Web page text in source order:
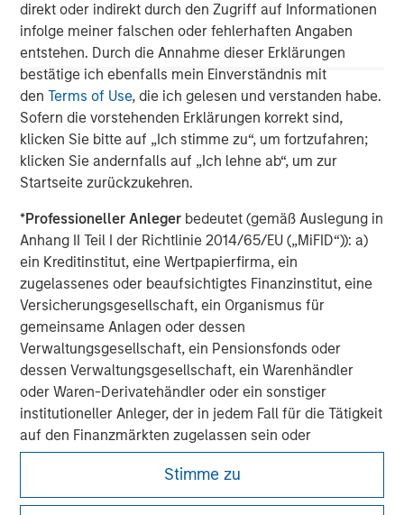
direkt oder indirekt durch den Zugriff auf Informationen
infolge meiner falschen oder fehlerhaften Angaben
entstehen. Durch die Annahme dieser Erklärungen
bestätige ich ebenfalls mein Einverständnis mit
denTerms of Use, die ich gelesen und verstanden habe.
Sofern die vorstehenden Erklärungen korrekt sind,
klicken Sie bitte auf „Ich stimme zu“, um fortzufahren;
klicken Sie andernfalls auf „Ich lehne ab“, um zur
Startseite zurückzukehren.
*Professioneller Anleger bedeutet (gemäß Auslegung in
Anhang II Teil I der Richtlinie 2014/65/EU („MiFID“)): a)
ein Kreditinstitut, eine Wertpapierfirma, ein
zugelassenes oder beaufsichtigtes Finanzinstitut, eine
Versicherungsgesellschaft, ein Organismus für
gemeinsame Anlagen oder dessen
Verwaltungsgesellschaft, ein Pensionsfonds oder
dessen Verwaltungsgesellschaft, ein Warenhändler
oder Waren-Derivatehändler oder ein sonstiger
institutioneller Anleger, der in jedem Fall für die Tätigkeit
auf den Finanzmärkten zugelassen sein oder
beaufsichtigt werden muss; b) ein Großunternehmen,
das mindestens zwei der folgenden
Größenanforderungen auf Unternehmensbasis erfüllt: (i)
Stimme zu
Morgan Stanley Real Estate Investing
Morgan Stanley Real Estate Investing (MSREI) manages
global value-add / opportunistic and regional core / core-
plus real estate investment strategies. The team's
experience encompasses a broad array of asset classes,
geographic regions and investment themes across all
phases of the real estate cycle.